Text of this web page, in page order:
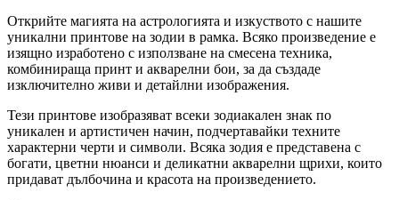
Открийте магията на астрологията и изкуството с нашите
уникални принтове на зодии в рамка. Всяко произведение е
изящно изработено с използване на смесена техника,
комбинираща принт и акварелни бои, за да създаде
изключително живи и детайлни изображения.
Тези принтове изобразяват всеки зодиакален знак по
уникален и артистичен начин, подчертавайки техните
характерни черти и символи. Всяка зодия е представена с
богати, цветни нюанси и деликатни акварелни щрихи, които
придават дълбочина и красота на произведението.